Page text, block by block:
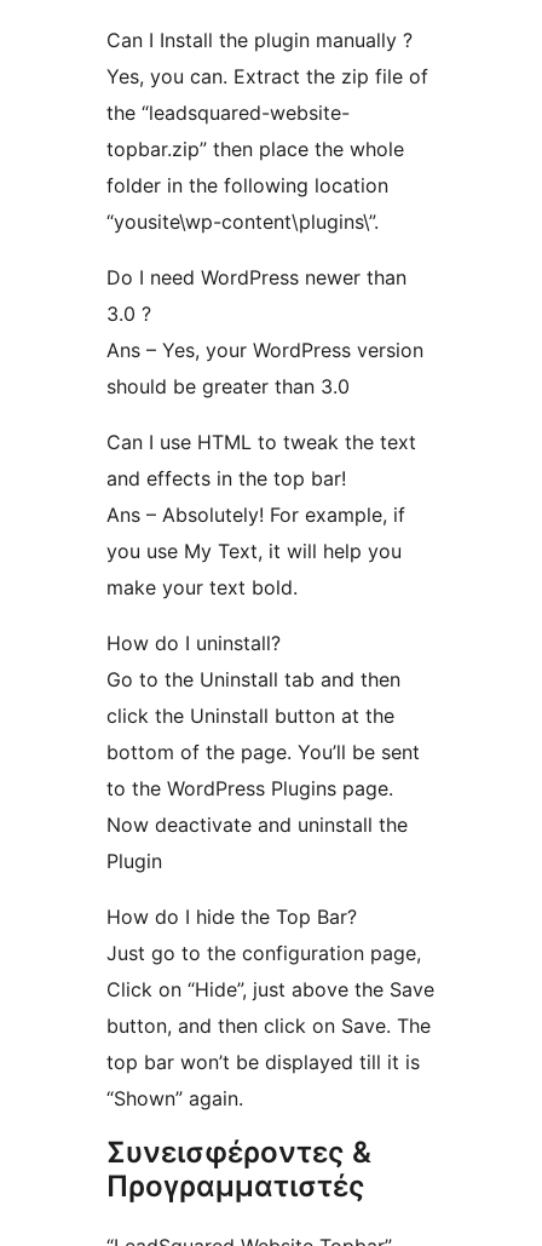
Can I Install the plugin manually ?
Yes, you can. Extract the zip file of
the “leadsquared-website-
topbar.zip” then place the whole
folder in the following location
“yousite\wp-content\plugins\”.
Do I need WordPress newer than
3.0 ?
Ans – Yes, your WordPress version
should be greater than 3.0
Can I use HTML to tweak the text
and effects in the top bar!
Ans – Absolutely! For example, if
you use My Text, it will help you
make your text bold.
How do I uninstall?
Go to the Uninstall tab and then
click the Uninstall button at the
bottom of the page. You’ll be sent
to the WordPress Plugins page.
Now deactivate and uninstall the
Plugin
How do I hide the Top Bar?
Just go to the configuration page,
Click on “Hide”, just above the Save
button, and then click on Save. The
top bar won’t be displayed till it is
“Shown” again.
Συνεισφέροντες &
Προγραμματιστές